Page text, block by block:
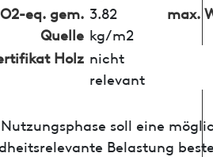
eq. gem.
Quelle
3.82
kg/m2
max.
Holz nicht
relevant
soll eine
Belastung